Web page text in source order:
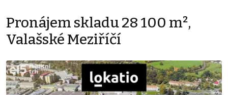
Pronájem skladu 28 100 m²,
Valašské Meziříčí